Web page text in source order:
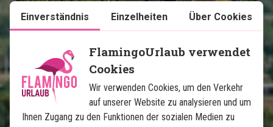
Mexikos Höhepunkte mit
Strandurlaub auf Isla Holbox
13 Nächte Rundreise
Stadtleben in Mexiko-Stadt
Einverständnis Einzelheiten Über Cookies
FlamingoUrlaub verwendet
Cookies
Wir verwenden Cookies, um den Verkehr
auf unserer Website zu analysieren und um
Ihnen Zugang zu den Funktionen der sozialen Medien zu